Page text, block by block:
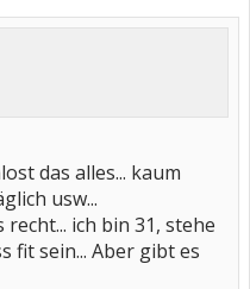
das alles... kaum
usw...
ich bin 31, stehe
fit sein... Aber gibt es